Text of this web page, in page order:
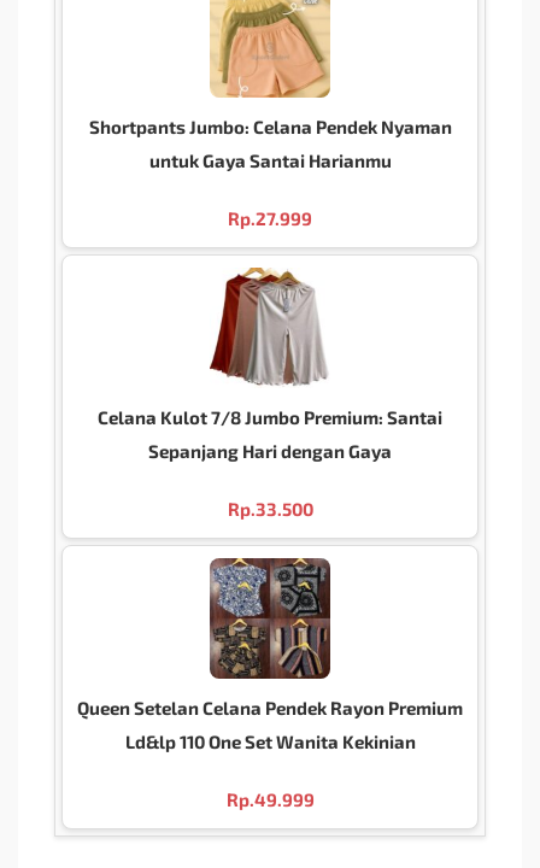
Shortpants Jumbo: Celana Pendek Nyaman
untuk Gaya Santai Harianmu
Rp.27.999
Celana Kulot 7/8 Jumbo Premium: Santai
Sepanjang Hari dengan Gaya
Rp.33.500
Queen Setelan Celana Pendek Rayon Premium
Ld&lp 110 One Set Wanita Kekinian
Rp.49.999